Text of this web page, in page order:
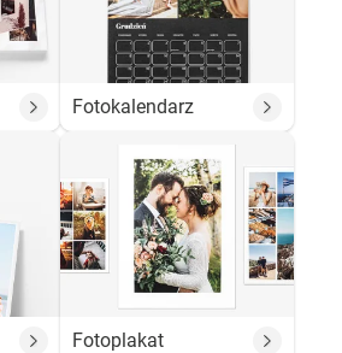
Fotokalendarz
Fotoplakat